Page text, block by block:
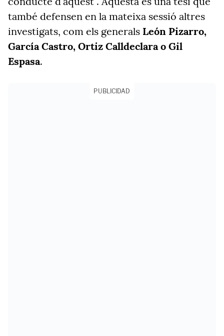
també defensen en la mateixa sessió altres
investigats, com els generals León Pizarro,
García Castro, Ortiz Calldeclara o Gil
Espasa.
PUBLICIDAD